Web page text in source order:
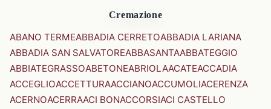
Cremazione
ABANO TERMEABBADIA CERRETOABBADIA LARIANA
ABBADIA SAN SALVATOREABBASANTAABBATEGGIO
ABBIATEGRASSOABETONEABRIOLAACATEACCADIA
ACCEGLIOACCETTURAACCIANOACCUMOLIACERENZA
ACERNOACERRAACI BONACCORSIACI CASTELLO